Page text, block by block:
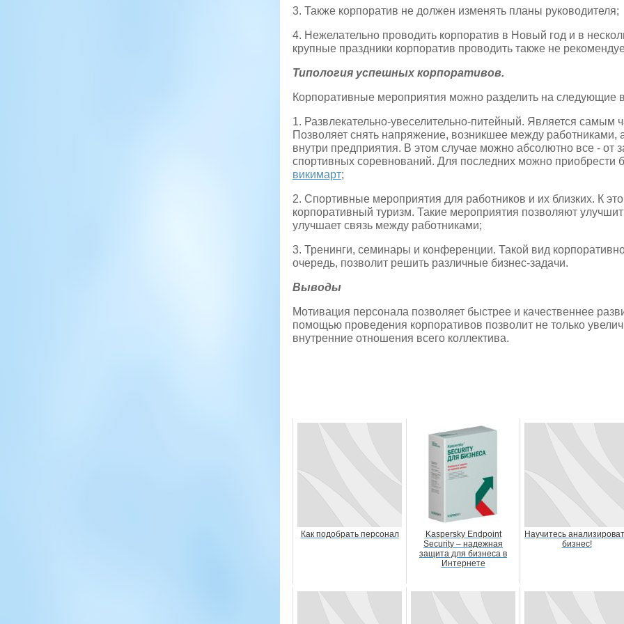
3. Также корпоратив не должен изменять планы руководителя;
4. Нежелательно проводить корпоратив в Новый год и в
крупные праздники корпоратив проводить также не
Типология успешных корпоративов.
Корпоративные мероприятия можно разделить на следующие
1. Развлекательно-увеселительно-питейный. Является самым
Позволяет снять напряжение, возникшее между работниками,
внутри предприятия. В этом случае можно абсолютно все - от
спортивных соревнований. Для последних можно приобрести
викимарт;
2. Спортивные мероприятия для работников и их близких. К
корпоративный туризм. Такие мероприятия позволяют
улучшает связь между работниками;
3. Тренинги, семинары и конференции. Такой вид
очередь, позволит решить различные бизнес-задачи.
Выводы
Мотивация персонала позволяет быстрее и качественнее
помощью проведения корпоративов позволит не только
внутренние отношения всего коллектива.
Как подобрать персонал
Kaspersky Endpoint
Security – надежная
защита для бизнеса в
Интернете
Научитесь
бизнес!